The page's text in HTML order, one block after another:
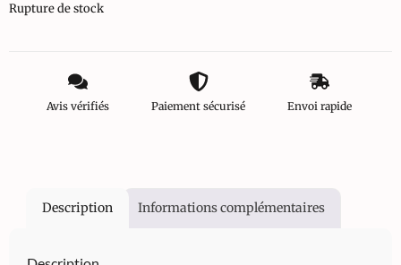
Rupture de stock
Avis vérifiés Paiement sécurisé Envoi rapide
Description Informations complémentaires